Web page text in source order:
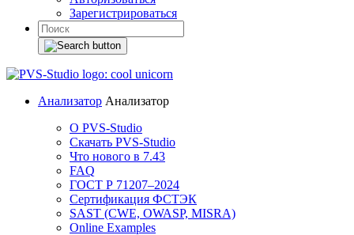
Зарегистрироваться
Анализатор Анализатор
О PVS-Studio
Скачать PVS-Studio
Что нового в 7.43
FAQ
ГОСТ Р 71207–2024
Сертификация ФСТЭК
SAST (CWE, OWASP, MISRA)
Online Examples